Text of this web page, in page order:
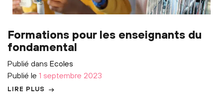
Formations pour les enseignants du
fondamental
Publié dans Ecoles
Publié le 1 septembre 2023
LIRE PLUS